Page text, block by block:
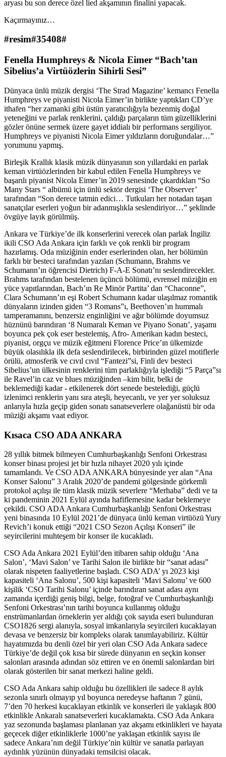
aryası bu son derece özel lied akşamının finalini yapacak.
Kaçırmayınız…
#resim#35408#
Fenella Humphreys & Nicola Eimer “Bach’tan
Sibelius’a Virtüözlerin Sihirli Sesi”
Dünyaca ünlü müzik dergisi ‘The Strad Magazine’ kemancı Fenella
Humphreys ve piyanisti Nicola Eimer’in birlikte yaptıkları CD’ye
ithafen “her zamanki gibi üstün yaratıcılığıyla bezenmiş doğal
yeteneğini ve parlak renklerini, çaldığı parçaların tüm güzelliklerini
gözler önüne sermek üzere gayet iddialı bir performans sergiliyor.
Humphreys ve piyanisti Nicola Eimer yıldızların doruğundalar…”
yorumunu yapmış.
Birleşik Krallık klasik müzik dünyasının son yıllardaki en parlak
keman virtüözlerinden bir kabul edilen Fenella Humphreys ve
başarılı piyanist Nicola Eimer’in 2019 senesinde çıkardıkları “So
Many Stars “ albümü için ünlü sektör dergisi ‘The Observer’
tarafından “Son derece tatmin edici… Tutkuları her notadan taşan
sanatçılar eserleri yoğun bir adanmışlıkla seslendiriyor…” şeklinde
övgüye layık görülmüş.
Ankara ve Türkiye’de ilk konserlerini verecek olan parlak İngiliz
ikili CSO Ada Ankara için farklı ve çok renkli bir program
hazırlamış. Oda müziğinin ender eserlerinden olan, her bölümün
farklı bir besteci tarafından yazılan (Schumann, Brahms ve
Schumann’ın öğrencisi Dietrich) F-A-E Sonatı’nı seslendirecekler.
Brahms tarafından bestelenen üçüncü bölümü, evrensel müziğin en
yüce yapıtlarından, Bach’ın Re Minör Partita’ dan “Chaconne”,
Clara Schumann’ın eşi Robert Schumann kadar ulaşılmaz romantik
dünyaların izinden giden “3 Romans”ı, Beethoven’ın hummalı
tamperamanını, benzersiz enginliğini ve ağır bölümde doyumsuz
hüznünü barındıran ‘8 Numaralı Keman ve Piyano Sonatı’, yaşamı
boyunca pek çok eser bestelemiş, Afro- Amerikan kadın besteci,
piyanist, orgçu ve müzik eğitmeni Florence Price’ın ülkemizde
büyük olasılıkla ilk defa seslendirilecek, birbirinden güzel motiflerle
örülü, atmosferik ve cıvıl cıvıl “Fantezi”si, Finli dev besteci
Sibelius’un ülkesinin renklerini tüm parlaklığıyla işlediği “5 Parça”sı
ile Ravel’in caz ve blues müziğinden –kim bilir, belki de
beklemediği kadar - etkilenerek dört senede bestelediği, güçlü
izlenimci renklerin yanı sıra ateşli, heyecanlı, ve yer yer soluksuz
anlarıyla hızla geçip giden sonatı sanatseverlere olağanüstü bir oda
müziği akşamı vaat ediyor.
Kısaca CSO ADA ANKARA
28 yıllık bitmek bilmeyen Cumhurbaşkanlığı Senfoni Orkestrası
konser binası projesi jet bir hızla nihayet 2020 yılı içinde
tamamlandı. Ve CSO ADA ANKARA bünyesinde yer alan “Ana
Konser Salonu” 3 Aralık 2020’de pandemi gölgesinde görkemli
protokol açılışı ile tüm klasik müzik severlere “Merhaba” dedi ve ta
ki pandeminin 2021 Eylül ayında hafiflemesine kadar beklemeye
çekildi. CSO ADA Ankara Cumhurbaşkanlığı Senfoni Orkestrası
yeni binasında 10 Eylül 2021’de dünyaca ünlü keman virtüözü Yury
Revich’i konuk ettiği “2021 CSO Sezon Açılışı Konseri” ile
seyircilerini muhteşem bir konser ile kucakladı.
CSO Ada Ankara 2021 Eylül’den itibaren sahip olduğu ‘Ana
Salon’, ‘Mavi Salon’ ve Tarihi Salon ile birlikte bir “sanat adası”
olarak nispeten faaliyetlerine başladı. CSO ADA’ yı 2023 kişi
kapasiteli ‘Ana Salonu’, 500 kişi kapasiteli ‘Mavi Salonu’ ve 600
kişilik ‘CSO Tarihi Salonu’ içinde barındıran sanat adası aynı
zamanda içerdiği geniş bilgi, belge, fotoğraf ve Cumhurbaşkanlığı
Senfoni Orkestrası’nın tarihi boyunca kullanmış olduğu
enstrümanlardan örneklerin yer aldığı çok sayıda eseri bulunduran
CSO1826 sergi alanıyla, sosyal imkanlarıyla seyircileri kucaklayan
devasa ve benzersiz bir kompleks olarak tanımlayabiliriz. Kültür
hayatımızda bu denli özel bir yeri olan CSO Ada Ankara sadece
Türkiye’de değil çok kısa bir sürede dünyanın en seçkin konser
salonları arasında adından söz ettiren ve en önemli salonlardan biri
olarak gösterilen bir sanat merkezi haline geldi.
CSO Ada Ankara sahip olduğu bu özellikleri ile sadece 8 aylık
sezonla sınırlı olmayıp yıl boyunca neredeyse haftanın 7 günü,
7’den 70 herkesi kucaklayan etkinlik ve konserleri ile yaklaşık 800
etkinlikle Ankaralı sanatseverleri kucaklamakta. CSO Ada Ankara
yaz sezonunda başlaması planlanan yaz akşamı etkinlikleri ve hayata
geçecek diğer etkinliklerle 1000’ne yaklaşan etkinlik sayısı ile
sadece Ankara’nın değil Türkiye’nin kültür ve sanatla parlayan
aydınlık yüzünün dünyadaki temsilcisi olacak.